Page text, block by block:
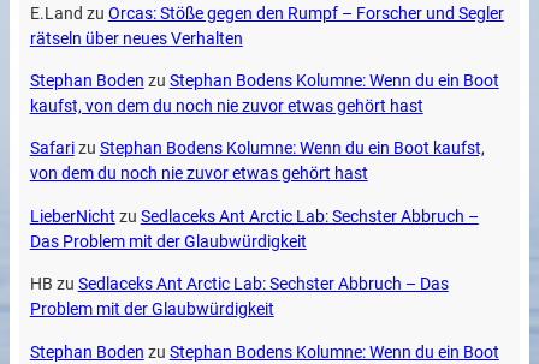
E.Land zu Orcas: Stöße gegen den Rumpf – Forscher und Segler
rätseln über neues Verhalten
Stephan Boden zu Stephan Bodens Kolumne: Wenn du ein Boot
kaufst, von dem du noch nie zuvor etwas gehört hast
Safarizu Stephan Bodens Kolumne: Wenn du ein Boot kaufst,
von dem du noch nie zuvor etwas gehört hast
LieberNicht zu Sedlaceks Ant Arctic Lab: Sechster Abbruch –
Das Problem mit der Glaubwürdigkeit
HB zu Sedlaceks Ant Arctic Lab: Sechster Abbruch – Das
Problem mit der Glaubwürdigkeit
Stephan Boden zu Stephan Bodens Kolumne: Wenn du ein Boot